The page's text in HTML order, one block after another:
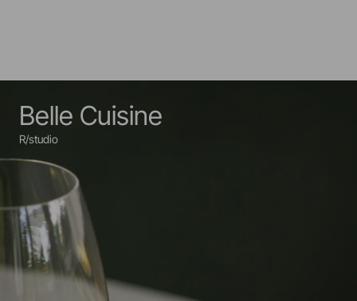
Belle Cuisine
R/studio